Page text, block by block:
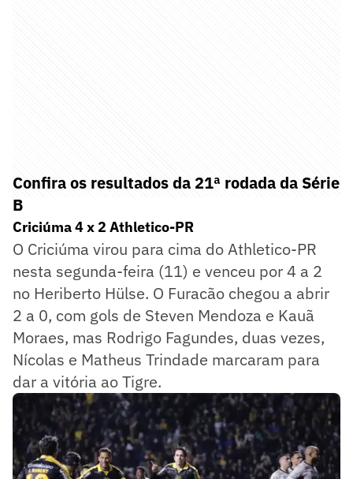
Confira os resultados da 21ª rodada da Série
B
Criciúma 4 x 2 Athletico-PR
O Criciúma virou para cima do Athletico-PR
nesta segunda-feira (11) e venceu por 4 a 2
no Heriberto Hülse. O Furacão chegou a abrir
2 a 0, com gols de Steven Mendoza e Kauã
Moraes, mas Rodrigo Fagundes, duas vezes,
Nícolas e Matheus Trindade marcaram para
dar a vitória ao Tigre.